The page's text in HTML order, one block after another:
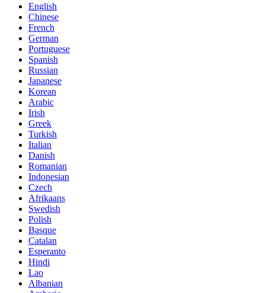
English
Chinese
French
German
Portuguese
Spanish
Russian
Japanese
Korean
Arabic
Irish
Greek
Turkish
Italian
Danish
Romanian
Indonesian
Czech
Afrikaans
Swedish
Polish
Basque
Catalan
Esperanto
Hindi
Lao
Albanian